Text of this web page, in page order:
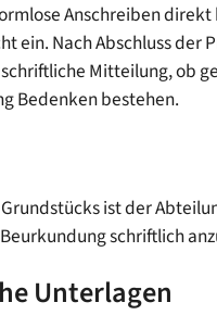
Anschreiben
ein. Nach Abschluss der
Mitteilung, ob
Bedenken bestehen.
ist der
schriftlich
Unterlagen